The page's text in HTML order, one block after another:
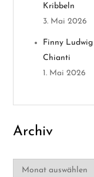
Kribbeln
3. Mai 2026
Finny
Chianti
1. Mai 2026
Archiv
Archiv